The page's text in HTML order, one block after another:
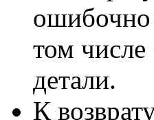
ошибочно
том
детали.
К